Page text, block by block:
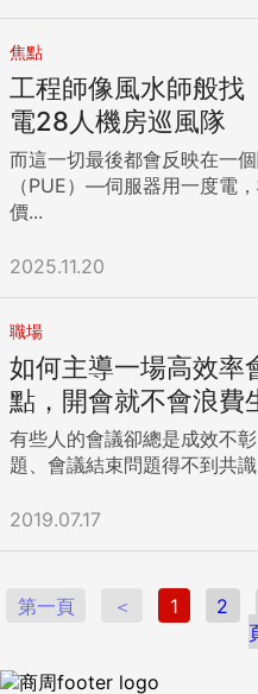
焦點
工程師像風水師般找
電28人機房巡風隊
而這一切最後都會反映在一
（PUE）—伺服器用一度電
價...
2025.11.20
職場
如何主導一場高效率
點，開會就不會浪費
有些人的會議卻總是成效不
題、會議結束問題得不到共
2019.07.17
第一頁 ＜ 1 2